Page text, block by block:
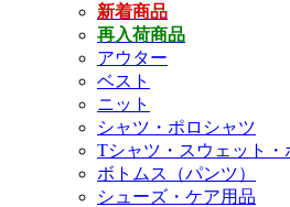
新着商品
再入荷商品
アウター
ベスト
ニット
シャツ・ポロシャツ
Tシャツ・スウェット・
ボトムス（パンツ）
シューズ・ケア用品